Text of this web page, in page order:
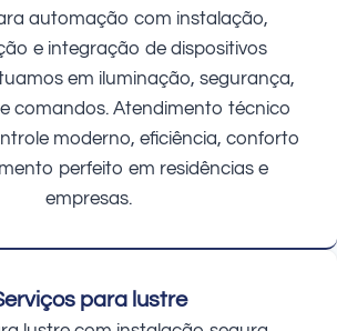
automação com instalação,
e integração de dispositivos
em iluminação, segurança,
comandos. Atendimento técnico
moderno, eficiência, conforto
perfeito em residências e
empresas.
para lustre